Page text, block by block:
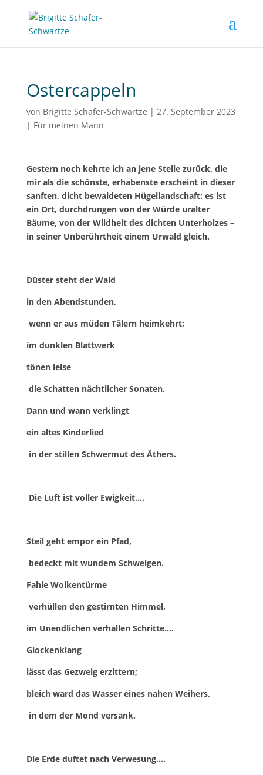
Ostercappeln
von Brigitte Schäfer-Schwartze | 27. September 2023
| Für meinen Mann
Gestern noch kehrte ich an jene Stelle zurück, die
mir als die schönste, erhabenste erscheint in dieser
sanften, dicht bewaldeten Hügellandschaft: es ist
ein Ort, durchdrungen von der Würde uralter
Bäume, von der Wildheit des dichten Unterholzes –
in seiner Unberührtheit einem Urwald gleich.
Düster steht der Wald
in den Abendstunden,
wenn er aus müden Tälern heimkehrt;
im dunklen Blattwerk
tönen leise
die Schatten nächtlicher Sonaten.
Dann und wann verklingt
ein altes Kinderlied
in der stillen Schwermut des Äthers.
Die Luft ist voller Ewigkeit….
Steil geht empor ein Pfad,
bedeckt mit wundem Schweigen.
Fahle Wolkentürme
verhüllen den gestirnten Himmel,
im Unendlichen verhallen Schritte….
Glockenklang
lässt das Gezweig erzittern;
bleich ward das Wasser eines nahen Weihers,
in dem der Mond versank.
Die Erde duftet nach Verwesung….